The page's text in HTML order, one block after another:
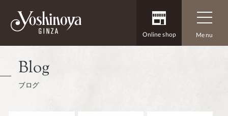
Online shop Menu
Blog
ブログ